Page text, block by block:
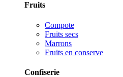
Fruits
Compote
Fruits secs
Marrons
Fruits en conserve
Confiserie